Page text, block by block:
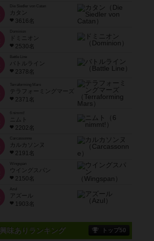
Die Siedler von Catan
カタン
3616名
ドミニオン
2530名
Battle Line
バトルライン
2378名
Terraforming Mars
テラフォーミングマーズ
2371名
ニムト
2202名
Carcassonne
カルカソンヌ
2191名
Wingspan
ウイングスパン
2150名
Azul
アズール
1903名
興味ありランキング トップ50